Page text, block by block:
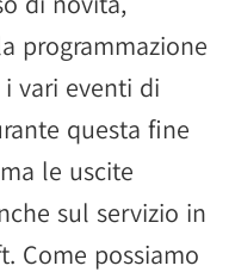
programmazione
vari eventi di
questa fine
le uscite
sul servizio in
Come possiamo